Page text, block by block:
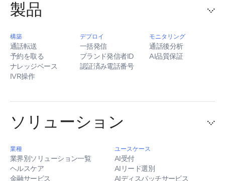
製品
構築
通話転送
予約を取る
ナレッジベース
IVR操作
デプロイ
一括発信
ブランド発信者ID
認証済み電話番号
モニタリング
通話後分析
AI品質保証
ソリューション
業種
業界別ソリューション一覧
ヘルスケア
金融サービス
ユースケース
AI受付
AIリード選別
AIディスパッチサービス